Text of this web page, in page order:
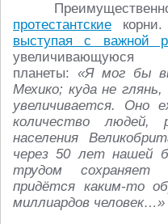
протестантские
выступая с важной
увеличивающуюся
планеты: «Я мог бы
Мехико; куда не
увеличивается. Оно
количество людей,
населения
через 50 лет нашей
трудом сохраняет
придётся каким-то
миллиардов человек…»